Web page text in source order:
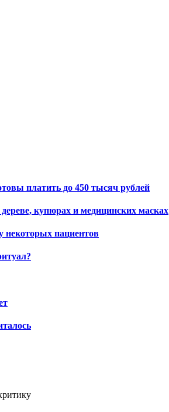
платить до 450 тысяч рублей
купюрах и медицинских масках
пациентов